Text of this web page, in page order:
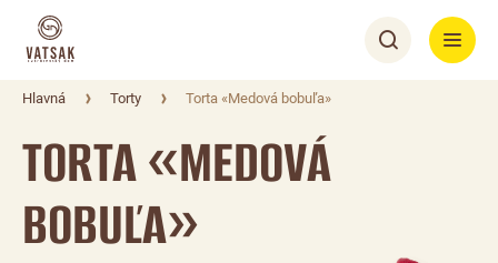
Hlavná Torty Torta «Medová bobuľa»
TORTA «MEDOVÁ
BOBUĽA»